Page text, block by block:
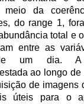
meio da
do range 1,
total e
entre as
um dia. A
ao longo
de imagens
úteis para o